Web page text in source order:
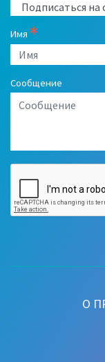
О
Имя
Сообщение